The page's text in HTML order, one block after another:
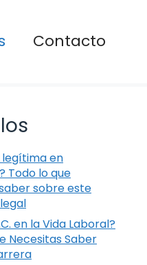
Contacto
legítima en
Todo lo que
sobre este
en la Vida Laboral?
Necesitas Saber